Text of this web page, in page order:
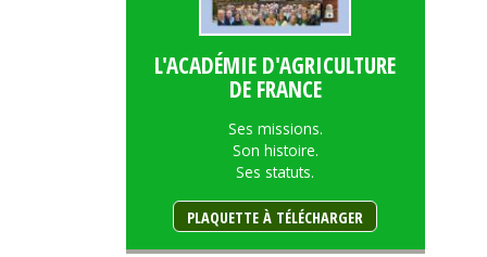
L'ACADÉMIE D'AGRICULTURE
DE FRANCE
Ses missions.
Son histoire.
Ses statuts.
PLAQUETTE À TÉLÉCHARGER